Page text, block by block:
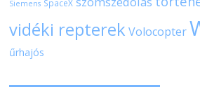
Siemens SpaceX
vidéki repterek Volocopter
űrhajós